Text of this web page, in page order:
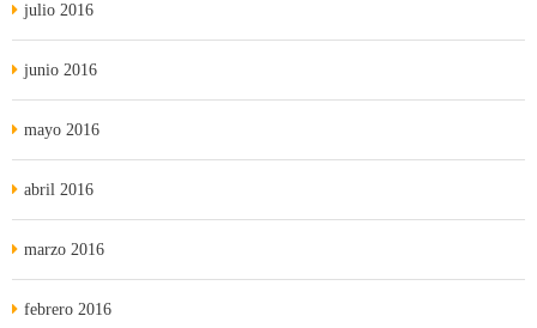
julio 2016
junio 2016
mayo 2016
abril 2016
marzo 2016
febrero 2016